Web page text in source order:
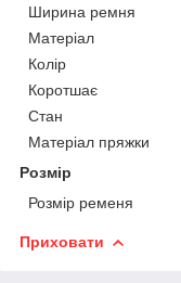
Ширина ремня
Матеріал
Колір
Коротшає
Стан
Матеріал пряжки
Розмір
Розмір ременя
Приховати